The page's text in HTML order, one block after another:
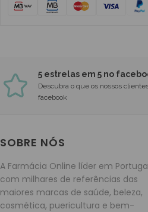
5 estrelas em 5 no
Descubra o que os nossos
facebook
SOBRE NÓS
A Farmácia Online líder em
com milhares de referências das
maiores marcas de saúde, beleza,
cosmética, puericultura e bem-